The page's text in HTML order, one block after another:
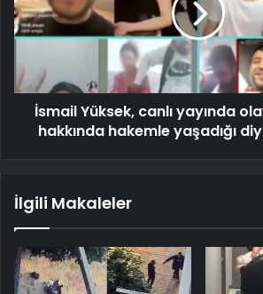
İsmail Yüksek, canlı yayında
hakkında hakemle yaşadığı
İlgili Makaleler